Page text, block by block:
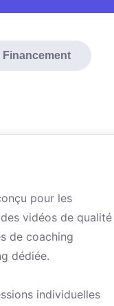
Financement
pour les
vidéos de qualité
de coaching
dédiée.
individuelles